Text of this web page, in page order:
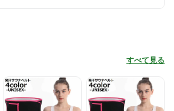
すべて見る